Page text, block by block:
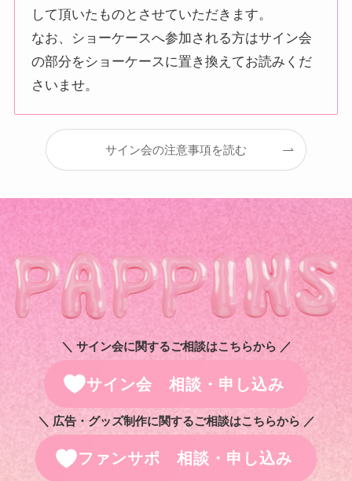
して頂いたものとさせていただきます。
なお、ショーケースへ参加される方はサイン会
の部分をショーケースに置き換えてお読みくだ
さいませ。
サイン会の注意事項を読む
＼ サイン会に関するご相談はこちらから ／
サイン会 相談・申し込み
＼ 広告・グッズ制作に関するご相談はこちらから ／
ファンサポ 相談・申し込み